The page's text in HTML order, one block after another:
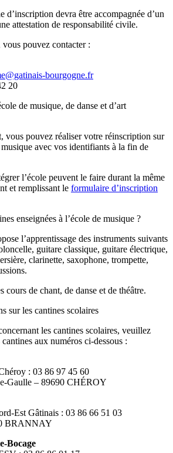
d’inscription devra être accompagnée d’un
attestation de responsabilité civile.
pouvez contacter :
bourgogne.fr
20
de musique, de danse et d’art
vous pouvez réaliser votre réinscription sur
musique avec vos identifiants à la fin de
l’école peuvent le faire durant la même
et remplissant le formulaire d’inscription
enseignées à l’école de musique ?
l’apprentissage des instruments suivants
guitare classique, guitare électrique,
clarinette, saxophone, trompette,
cours de chant, de danse et de théâtre.
sur les cantines scolaires
les cantines scolaires, veuillez
aux numéros ci-dessous :
: 03 86 97 45 60
Gaulle – 89690 CHÉROY
Est Gâtinais : 03 86 66 51 03
BRANNAY
Bocage